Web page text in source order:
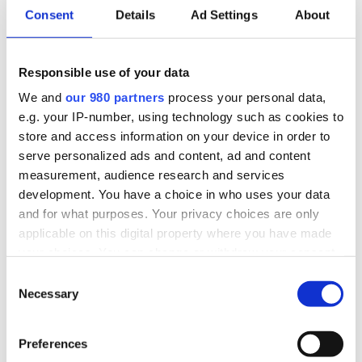
Consent Details Ad Settings About
Responsible use of your data
We and our 980 partners process your personal data,
e.g. your IP-number, using technology such as cookies to
store and access information on your device in order to
serve personalized ads and content, ad and content
measurement, audience research and services
development. You have a choice in who uses your data
and for what purposes. Your privacy choices are only
applicable on this digital property where you have made
the Privacy trigger icon.
Find out more about how your personal data is processed
and set your preferences in the
Selection
Necessary
Preferences
Hård bideskinne
Blegning af overkæbe
eller underkæbe pr del fra
2169- 2500
kr.
 86 25 18 77
Book en tid
mail@brabrandhus.dk